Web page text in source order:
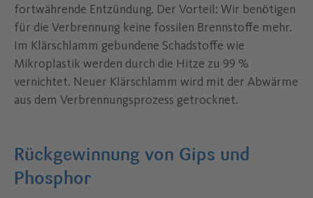
fortwährende Entzündung. Der Vorteil: Wir benötigen
für die Verbrennung keine fossilen Brennstoffe mehr.
Im Klärschlamm gebundene Schadstoffe wie
Mikroplastik werden durch die Hitze zu 99 %
vernichtet. Neuer Klärschlamm wird mit der Abwärme
aus dem Verbrennungsprozess getrocknet.
Rückgewinnung von Gips und
Phosphor